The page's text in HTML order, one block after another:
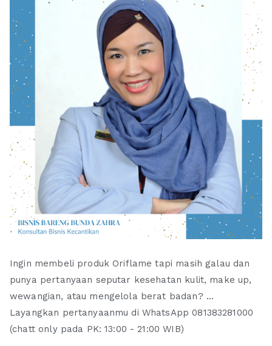
Ingin membeli produk Oriflame tapi masih galau dan
punya pertanyaan seputar kesehatan kulit, make up,
wewangian, atau mengelola berat badan? ...
Layangkan pertanyaanmu di WhatsApp 081383281000
(chatt only pada PK: 13:00 - 21:00 WIB)